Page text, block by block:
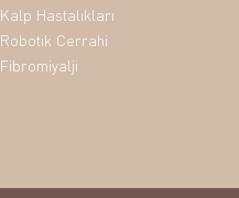
Kalp Hastalıkları
Robotik Cerrahi
Fibromiyalji